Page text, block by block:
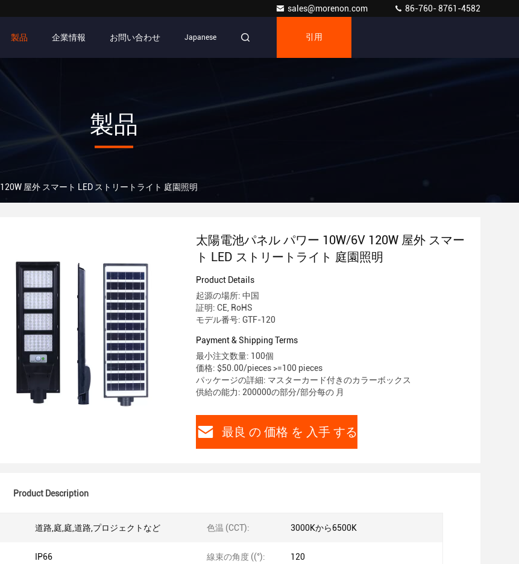
sales@morenon.com 86-760- 8761-4582
製品 企業情報 お問い合わせ Japanese 引用
製品
屋外 スマート LED ストリートライト 庭園照明
太陽電池パネル パワー 10W/6V 120W 屋外 スマー
ト LED ストリートライト 庭園照明
Product Details
起源の場所: 中国
証明: CE, RoHS
モデル番号: GTF-120
Payment & Shipping Terms
最小注文数量: 100個
価格: $50.00/pieces >=100 pieces
パッケージの詳細: マスターカード付きのカラーボックス
供給の能力: 200000の部分/部分每の 月
最良 の 価格 を 入手 する
Product Description
道路,庭,庭,道路,プロジェクトなど 色温 (CCT): 3000Kから6500K
IP66 線束の角度 ((°): 120